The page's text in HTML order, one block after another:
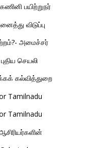
பயிற்றுநர்
விடுப்பு
அமைச்சர்
செயலி
கல்வித்துறை
Tamilnadu
Tamilnadu